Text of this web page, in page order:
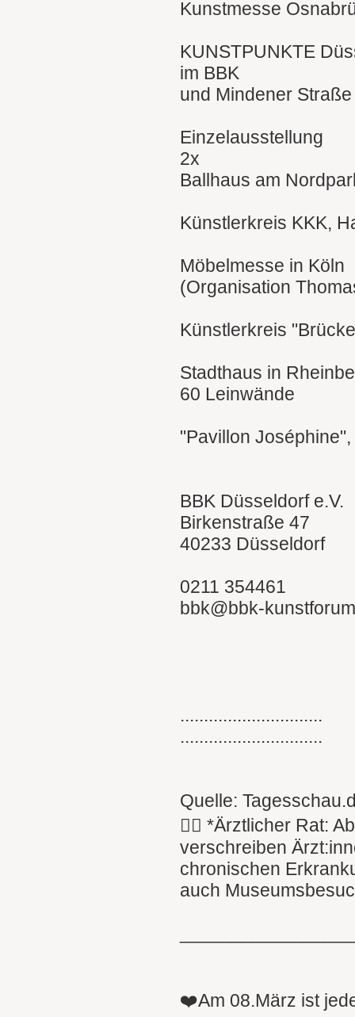
Kunstmesse
KUNSTPUNKTE
im BBK
und Mindener
Einzelausstellung
2x
Ballhaus am
Künstlerkreis KKK,
Möbelmesse in Köln
(Organisation
Künstlerkreis
Stadthaus in
60 Leinwände
"Pavillon
BBK Düsseldorf e.V.
Birkenstraße 47
40233 Düsseldorf
0211 354461
bbk@bbk-
..............................
..............................
Quelle:
👩‍⚕️ *Ärztlicher Rat:
verschreiben
chronischen
auch
❤️Am 08.März ist